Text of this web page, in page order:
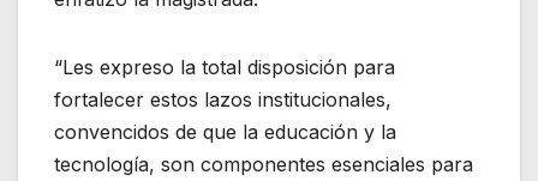
“Les expreso la total disposición para
fortalecer estos lazos institucionales,
convencidos de que la educación y la
tecnología, son componentes esenciales para